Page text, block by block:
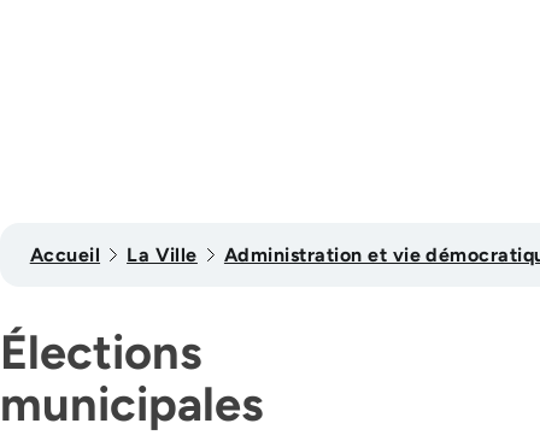
Accueil La Ville Administration et vie
Élections
municipales